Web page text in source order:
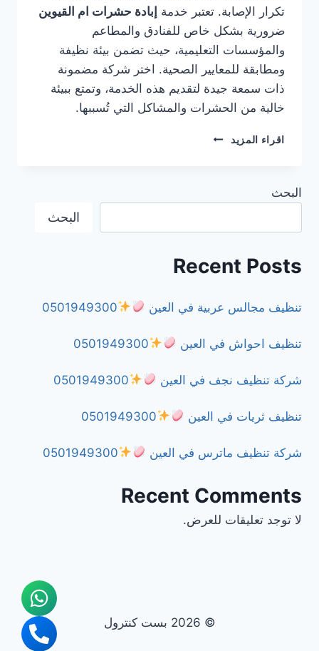
تكرار الإصابة. تعتبر خدمة إبادة حشرات ام القيوين
ضرورية بشكل خاص للفنادق والمطاعم
والمؤسسات التعليمية، حيث تضمن بيئة نظيفة
ومطابقة للمعايير الصحية. اختر شركة مضمونة
ذات سمعة جيدة لتقديم هذه الخدمة، وتمتع ببيئة
خالية من الحشرات والمشاكل التي تُسببها.
اقراء المزيد
شركة
البحث
البحث
Recent Posts
تنظيف مجالس عربية في العين 0501949300
تنظيف احواش في العين 0501949300
شركة تنظيف نجف في العين 0501949300
تنظيف ثريات في العين 0501949300
شركة تنظيف ماترس في العين 0501949300
Recent Comments
لا توجد تعليقات للعرض.
© 2026 بست كنترول